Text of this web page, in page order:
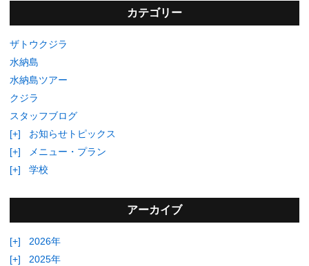
カテゴリー
ザトウクジラ
水納島
水納島ツアー
クジラ
スタッフブログ
[+]
お知らせトピックス
[+]
メニュー・プラン
[+]
学校
アーカイブ
[+]
2026年
[+]
2025年